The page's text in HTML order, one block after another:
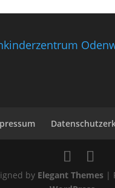
by Elegant Themes|